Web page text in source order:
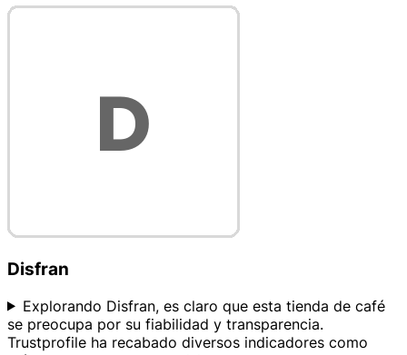
Disfran
Explorando Disfran, es claro que esta tienda de café
se preocupa por su fiabilidad y transparencia.
Trustprofile ha recabado diversos indicadores como